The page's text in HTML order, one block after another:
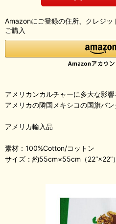
Amazonにご登録の住所、クレジ
ご購入
アメリカンカルチャーに多大な影
アメリカの隣国メキシコの国旗バン
アメリカ輸入品
素材：100%Cotton/コットン
サイズ：約55cm×55cm（22”×22”）